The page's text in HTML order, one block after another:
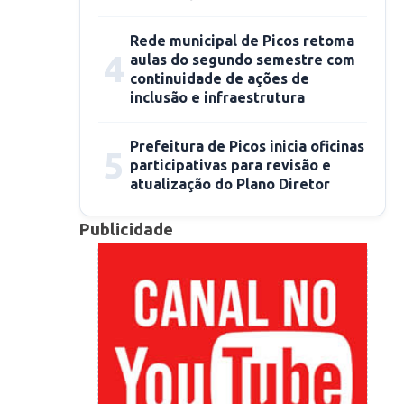
4
Rede municipal de Picos retoma
aulas do segundo semestre com
continuidade de ações de
inclusão e infraestrutura
5 Prefeitura de Picos inicia oficinas
participativas para revisão e
atualização do Plano Diretor
Publicidade